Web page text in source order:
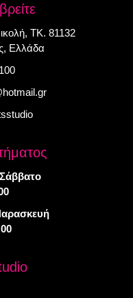
ΤΚ. 81132
Ελλάδα